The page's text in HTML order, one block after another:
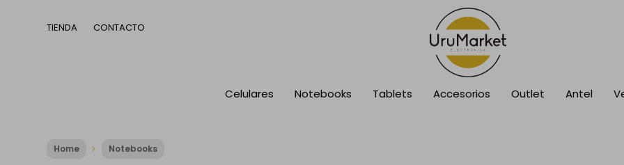
Celulares Notebooks Tablets Accesorios Outlet Antel
TIENDA CONTACTO
Home Notebooks